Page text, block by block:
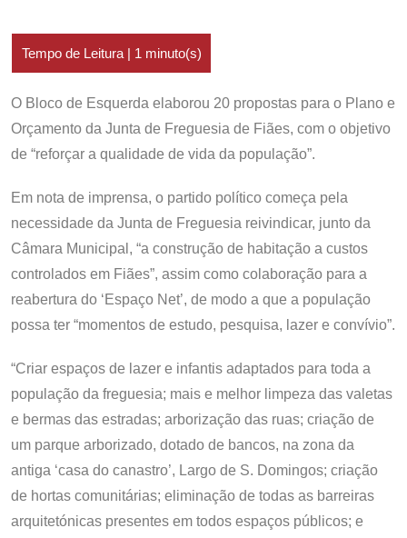
O Bloco de Esquerda elaborou 20 propostas para o Plano e
Orçamento da Junta de Freguesia de Fiães, com o objetivo
de “reforçar a qualidade de vida da população”.
Em nota de imprensa, o partido político começa pela
necessidade da Junta de Freguesia reivindicar, junto da
Câmara Municipal, “a construção de habitação a custos
controlados em Fiães”, assim como colaboração para a
reabertura do ‘Espaço Net’, de modo a que a população
possa ter “momentos de estudo, pesquisa, lazer e convívio”.
“Criar espaços de lazer e infantis adaptados para toda a
população da freguesia; mais e melhor limpeza das valetas
e bermas das estradas; arborização das ruas; criação de
um parque arborizado, dotado de bancos, na zona da
antiga ‘casa do canastro’, Largo de S. Domingos; criação
de hortas comunitárias; eliminação de todas as barreiras
arquitetónicas presentes em todos espaços públicos; e